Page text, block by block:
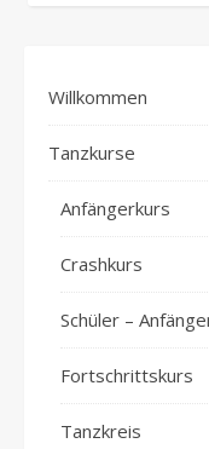
Willkommen
Tanzkurse
Anfängerkurs
Crashkurs
Schüler –
Fortschrittskurs
Tanzkreis